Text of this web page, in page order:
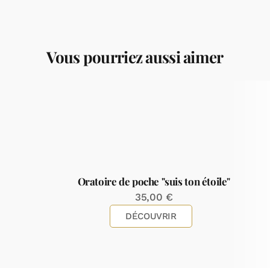
Vous pourriez aussi aimer
Oratoire de poche "suis ton étoile"
35,00 €
DÉCOUVRIR